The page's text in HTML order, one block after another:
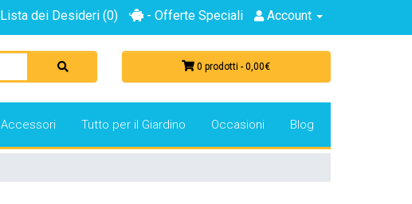
Lista dei Desideri (0) - Offerte Speciali Account
0 prodotti - 0,00€
Accessori Tutto per il Giardino Occasioni Blog